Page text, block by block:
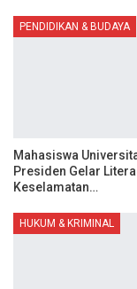
PENDIDIKAN & BUDAYA
Mahasiswa
Presiden Gelar
Keselamatan…
HUKUM & KRIMINAL